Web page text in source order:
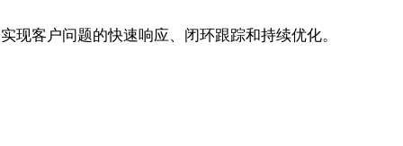
客户问题的快速响应、闭环跟踪和持续优化。